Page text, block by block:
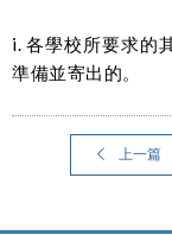
i. 各學校所要求的
準備並寄出的。
上一篇